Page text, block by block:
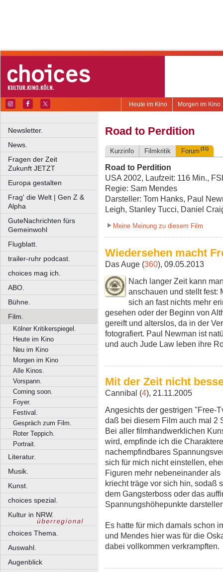
Morgen im Kino
Heute im Kino
Newsletter.
News.
Fragen der Zeit
Zukunft JETZT
Europa gestalten
Frag' die Welt | Gen Z &
Alpha
GuteNachrichten fürs
Gemeinwohl
Flugblatt.
trailer-ruhr podcast.
choices mag ich.
ABO.
Bühne.
Film.
Kölner Kritikerspiegel.
Heute im Kino
Neu im Kino
Morgen im Kino
Alle Kinos.
Vorspann.
Coming soon.
Foyer.
Festival.
Gespräch zum Film.
Roter Teppich.
Portrait.
Literatur.
Musik.
Kunst.
choices spezial.
Kultur in NRW.
choices Thema.
Auswahl.
Augenblick
Road to Perdition
Kurzinfo Filmkritik Forum (11)
Road to Perdition
USA 2002, Laufzeit: 116 Min.,
Regie: Sam Mendes
Darsteller: Tom Hanks, Paul
Leigh, Stanley Tucci, Daniel
Meine Meinung zu diesem Film
Wiedersehen macht
Das Auge (360), 09.05.2013
Nach langer Zeit kann
anschauen und stellt fest:
sich an fast nichts mehr
gesehen oder der Beginn von
gereift und alterslos, da in der
fotografiert. Paul Newman ist
und auch Jude Law leben ihre
Mit der Zeit nicht
Cannibal (4), 21.11.2005
Angesichts der gestrigen "Free-
daß bei diesem Film auch mal 2
Bei aller filmhandwerklichen
wird, empfinde ich die
nachempfindbares
sich für mich nicht einstellen,
Figuren mehr nebeneinander
kriecht träge vor sich hin, sodaß
dem Gangsterboss oder das
Spannungshöhepunkte
Es hatte für mich damals schon
und Mendes hier was für die
dabei vollkommen verkrampften.